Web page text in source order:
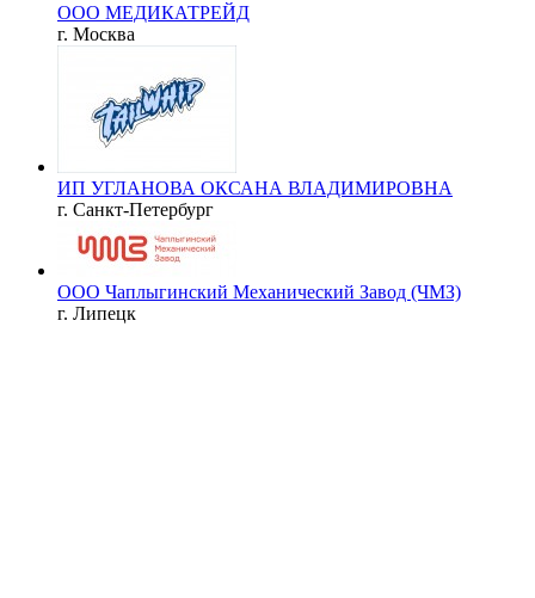
ООО МЕДИКАТРЕЙД
г. Москва
ИП УГЛАНОВА ОКСАНА ВЛАДИМИРОВНА
г. Санкт-Петербург
ООО Чаплыгинский Механический Завод (ЧМЗ)
г. Липецк